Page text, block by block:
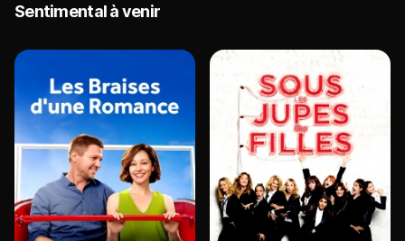
Sentimental à venir